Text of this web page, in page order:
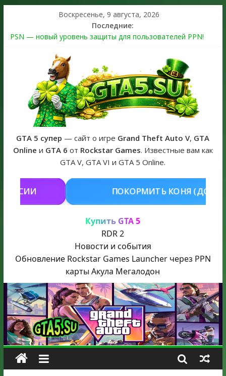
Воскресенье, 9 августа, 2026
Последние:
PSN — новый уровень защиты для пользователей PPN!
The Kortz Center Heist выйдет в GTA Online уже 14 июля
Регистрация в Rockstar Games Social Club ошибка #1.500.7:
как зарегистрировать аккаунт и войти без проблем в 2026
Получайте особые награды в GTA Online по программе
Fine Art Collector
GTA 6 официальная обложка игры и Предзаказ Grand Theft
Auto VI
GTA 5 супер — сайт о игре Grand Theft Auto V, GTA
Online и GTA 6 от Rockstar Games. Известные вам как
GTA V, GTA VI и GTA 5 Online.
КОНЯ (ДОНАТ)
Купить GTA 5
RDR 2
Новости и события
Обновление Rockstar Games Launcher через PPN
карты Акула Мегалодон